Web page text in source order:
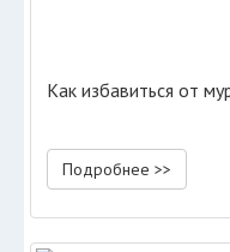
Как избавиться от
Подробнее >>